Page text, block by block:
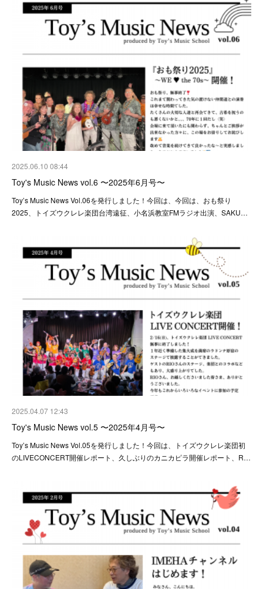
2025.06.10 08:44
Toy's Music News vol.6 〜2025年6月号〜
Toy’s Music News Vol.06を発行しました！今回は、今回は、おも祭り
2025、トイズウクレレ楽団台湾遠征、小名浜教室FMラジオ出演、SAKU…
2025.04.07 12:43
Toy's Music News vol.5 〜2025年4月号〜
Toy’s Music News Vol.05を発行しました！今回は、トイズウクレレ楽団初
のLIVECONCERT開催レポート、久しぶりのカニカピラ開催レポート、R…